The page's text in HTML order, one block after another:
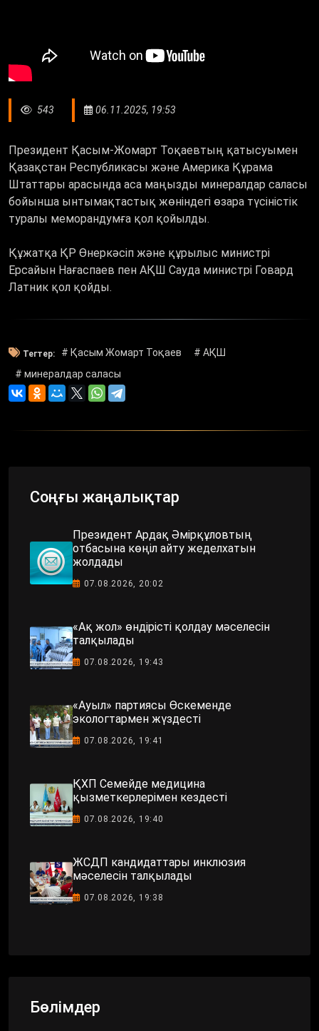
543 06.11.2025, 19:53
Президент Қасым-Жомарт Тоқаевтың қатысуымен
Қазақстан Республикасы және Америка Құрама
Штаттары арасында аса маңызды минералдар саласы
бойынша ынтымақтастық жөніндегі өзара түсіністік
туралы меморандумға қол қойылды.
Құжатқа ҚР Өнеркәсіп және құрылыс министрі
Ерсайын Нағаспаев пен АҚШ Сауда министрі Говард
Латник қол қойды.
Тегтер: # Қасым Жомарт Тоқаев
# АҚШ
# минералдар саласы
Соңғы жаңалықтар
Президент Ардақ Әмірқұловтың
отбасына көңіл айту жеделхатын
жолдады
07.08.2026, 20:02
«Ақ жол» өндірісті қолдау мәселесін
талқылады
07.08.2026, 19:43
«Ауыл» партиясы Өскеменде
экологтармен жүздесті
07.08.2026, 19:41
ҚХП Семейде медицина
қызметкерлерімен кездесті
07.08.2026, 19:40
ЖСДП кандидаттары инклюзия
мәселесін талқылады
07.08.2026, 19:38
Бөлімдер